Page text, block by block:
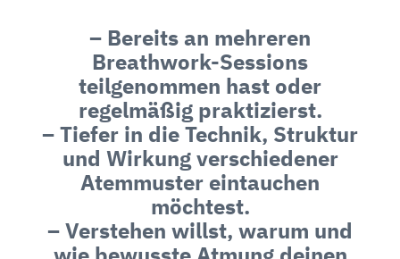
– Bereits an mehreren
Breathwork-Sessions
teilgenommen hast oder
regelmäßig praktizierst.
– Tiefer in die Technik, Struktur
und Wirkung verschiedener
Atemmuster eintauchen
möchtest.
– Verstehen willst, warum und